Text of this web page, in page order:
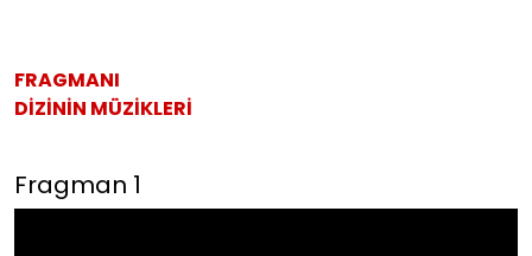
FRAGMANI
DİZİNİN MÜZİKLERİ
Fragman 1